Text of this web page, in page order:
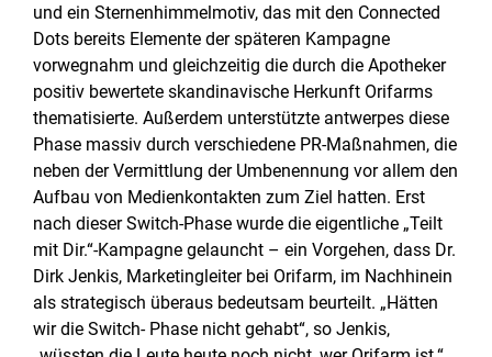
und ein Sternenhimmelmotiv, das mit den Connected
Dots bereits Elemente der späteren Kampagne
vorwegnahm und gleichzeitig die durch die Apotheker
positiv bewertete skandinavische Herkunft Orifarms
thematisierte. Außerdem unterstützte antwerpes diese
Phase massiv durch verschiedene PR-Maßnahmen, die
neben der Vermittlung der Umbenennung vor allem den
Aufbau von Medienkontakten zum Ziel hatten. Erst
nach dieser Switch-Phase wurde die eigentliche „Teilt
mit Dir.“-Kampagne gelauncht – ein Vorgehen, dass Dr.
Dirk Jenkis, Marketingleiter bei Orifarm, im Nachhinein
als strategisch überaus bedeutsam beurteilt. „Hätten
wir die Switch- Phase nicht gehabt“, so Jenkis,